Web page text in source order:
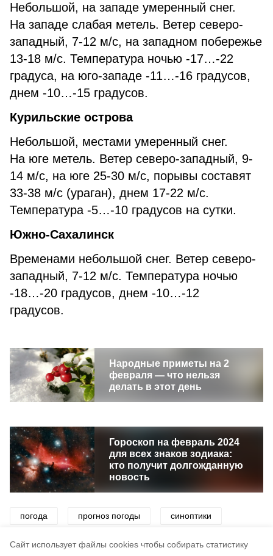
Cайт использует файлы cookies чтобы собирать статистику
Небольшой, на западе умеренный снег.
На западе слабая метель. Ветер северо-
западный, 7-12 м/с, на западном побережье
13-18 м/с. Температура ночью -17…-22
градуса, на юго-западе -11…-16 градусов,
днем -10…-15 градусов.
Курильские острова
Небольшой, местами умеренный снег.
На юге метель. Ветер северо-западный, 9-
14 м/с, на юге 25-30 м/с, порывы составят
33-38 м/с (ураган), днем 17-22 м/с.
Температура -5…-10 градусов на сутки.
Южно-Сахалинск
Временами небольшой снег. Ветер северо-
западный, 7-12 м/с. Температура ночью
-18…-20 градусов, днем -10…-12
градусов.
Народные приметы на 2
февраля — что нельзя
делать в этот день
Гороскоп на февраль 2024
для всех знаков зодиака:
кто получит долгожданную
новость
погода прогноз погоды синоптики
снег метель ветер